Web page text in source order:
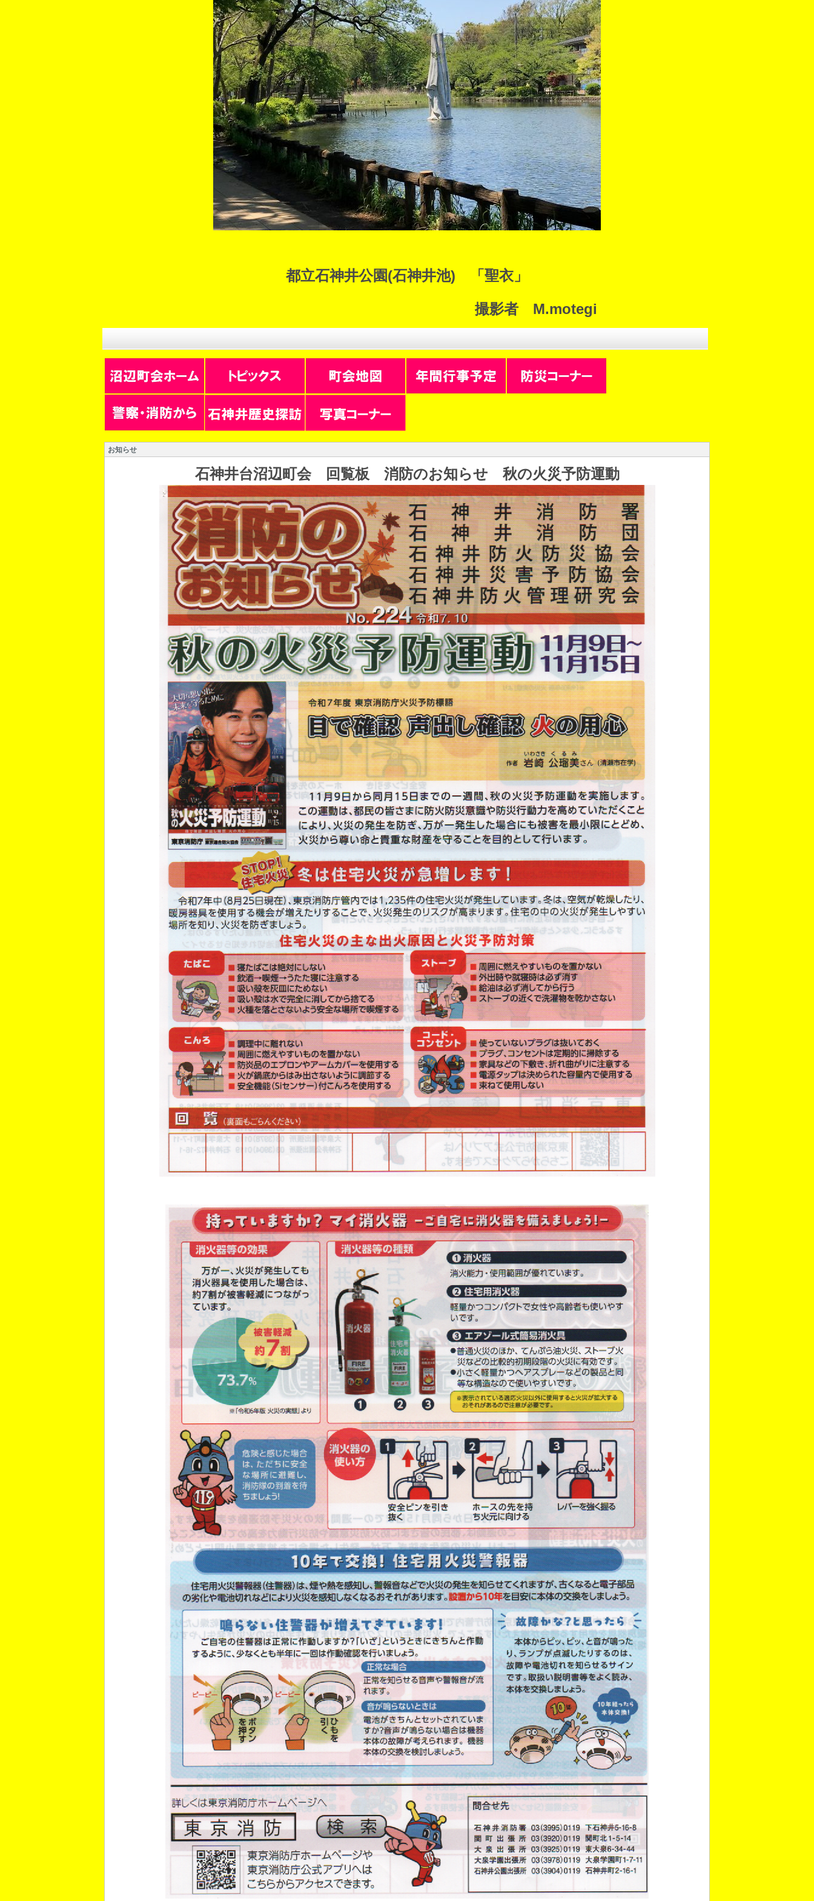
都立石神井公園(石神井池) 「聖衣」
撮影者 M.motegi
お知らせ
石神井台沼辺町会 回覧板 消防のお知らせ 秋の火災予防運動